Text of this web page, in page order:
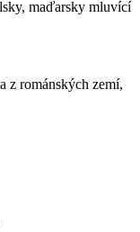
maďarsky mluvící
z románských zemí,